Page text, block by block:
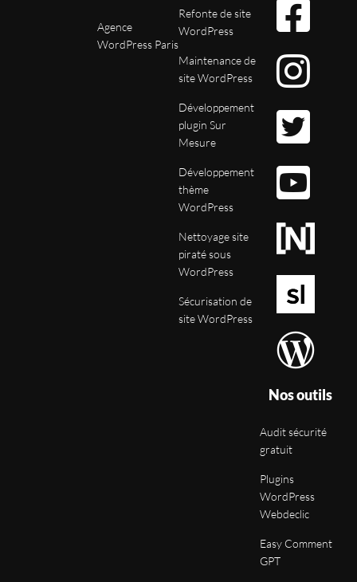
Agence
WordPress Paris
Refonte de site
WordPress
Maintenance de
site WordPress
Développement
plugin Sur
Mesure
Développement
thème
WordPress
Nettoyage site
piraté sous
WordPress
Sécurisation de
site WordPress
Nos outils
Audit sécurité
gratuit
Plugins
WordPress
Webdeclic
Easy Comment
GPT